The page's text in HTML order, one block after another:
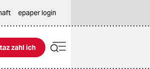
epaper login
ich
taz zahl ich